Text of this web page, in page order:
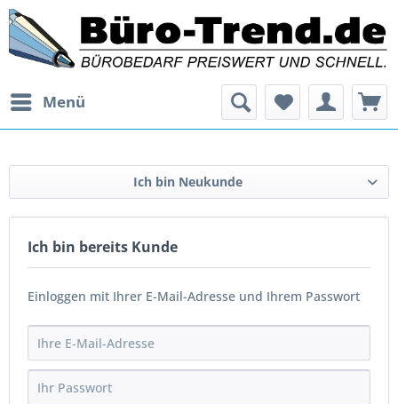
Menü
Ich bin Neukunde
Ich bin bereits Kunde
Einloggen mit Ihrer E-Mail-Adresse und Ihrem Passwort